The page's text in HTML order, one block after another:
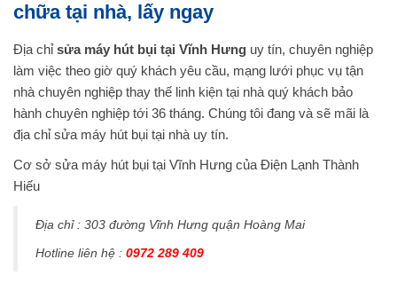
chữa tại nhà, lấy ngay
Địa chỉsửa máy hút bụi tại Vĩnh Hưng uy tín, chuyên nghiệp
làm việc theo giờ quý khách yêu cầu, mạng lưới phục vụ tận
nhà chuyên nghiệp thay thế linh kiện tại nhà quý khách bảo
hành chuyên nghiệp tới 36 tháng. Chúng tôi đang và sẽ mãi là
địa chỉ sửa máy hút bụi tại nhà uy tín.
Cơ sở sửa máy hút bụi tại Vĩnh Hưng của Điện Lạnh Thành
Hiếu
Địa chỉ : 303 đường Vĩnh Hưng quận Hoàng Mai
Hotline liên hệ : 0972 289 409